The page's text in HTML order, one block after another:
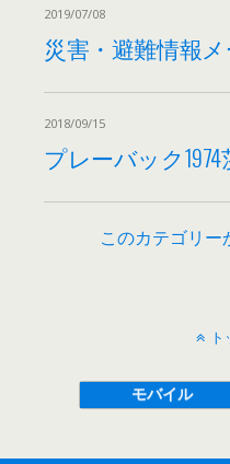
2019/07/08
災害・避難情報
2018/09/15
プレーバック
このカテゴリ
モバイル